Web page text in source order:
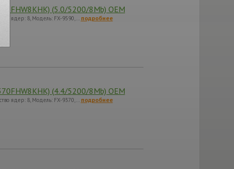
(5.0/5200/8Mb) OEM
ядер: 8, Модель: FX-9590,… подробнее
(4.4/5200/8Mb) OEM
ядер: 8, Модель: FX-9370,… подробнее